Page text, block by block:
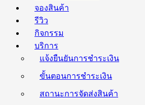
จองสินค้า
รีวิว
กิจกรรม
บริการ
แจ้งยืนยันการชำระเงิน
ขั้นตอนการชำระเงิน
สถานะการจัดส่งสินค้า